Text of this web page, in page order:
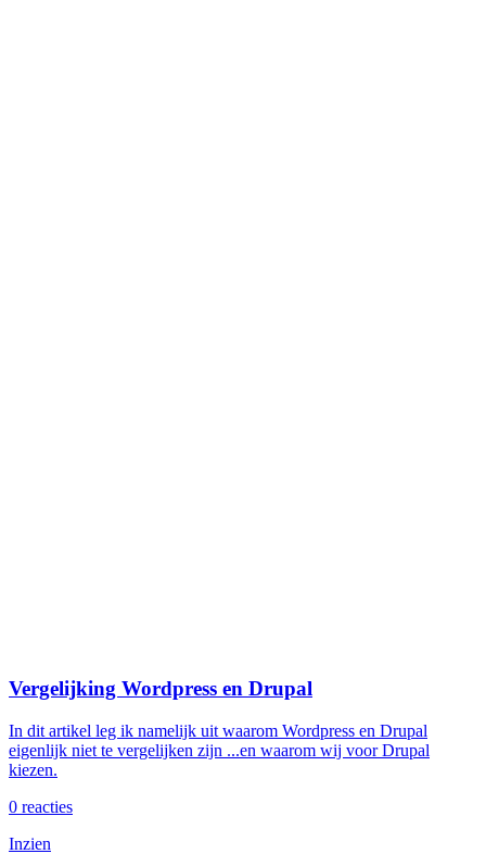
Vergelijking Wordpress en Drupal
In dit artikel leg ik namelijk uit waarom Wordpress en Drupal
eigenlijk niet te vergelijken zijn ...en waarom wij voor Drupal
kiezen.
0 reacties
Inzien